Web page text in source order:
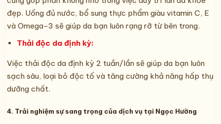
đẹp. Uống đủ nước, bổ sung thực phẩm giàu vitamin C, E
và Omega-3 sẽ giúp da bạn luôn rạng rỡ từ bên trong.
Thải độc da định kỳ:
Việc thải độc da định kỳ 2 tuần/lần sẽ giúp da bạn luôn
sạch sâu, loại bỏ độc tố và tăng cường khả năng hấp thụ
dưỡng chất.
4. Trải nghiệm sự sang trọng của dịch vụ tại Ngọc Hường